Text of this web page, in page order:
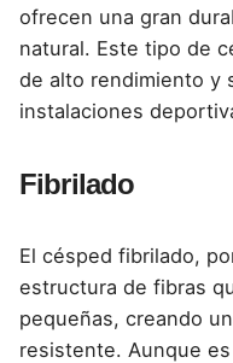
ofrecen una gran
natural. Este tipo de
de alto rendimiento y
instalaciones
Fibrilado
El césped fibrilado,
estructura de fibras
pequeñas, creando
resistente. Aunque